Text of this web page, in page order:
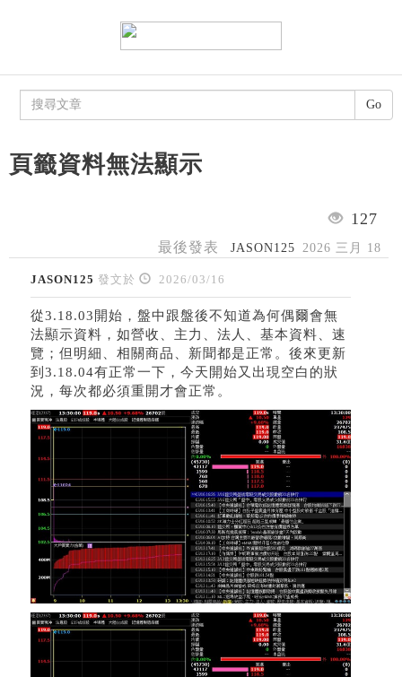
頁籤資料無法顯示
127
最後發表 JASON125 2026 三月 18
JASON125 發文於 2026/03/16
從3.18.03開始，盤中跟盤後不知道為何偶爾會無
法顯示資料，如營收、主力、法人、基本資料、速
覽；但明細、相關商品、新聞都是正常。後來更新
到3.18.04有正常一下，今天開始又出現空白的狀
況，每次都必須重開才會正常。
Go